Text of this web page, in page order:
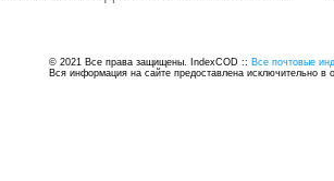
© 2021 Все права защищены. IndexCOD :: Все почтовые
Вся информация на сайте предоставлена исключительно в